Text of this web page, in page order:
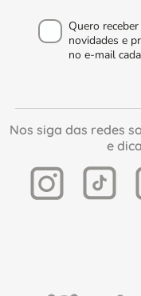
Quero receber
novidades e
no e-mail
Nos siga das redes
e